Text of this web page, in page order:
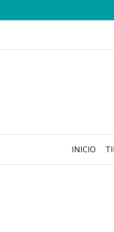
INICIO